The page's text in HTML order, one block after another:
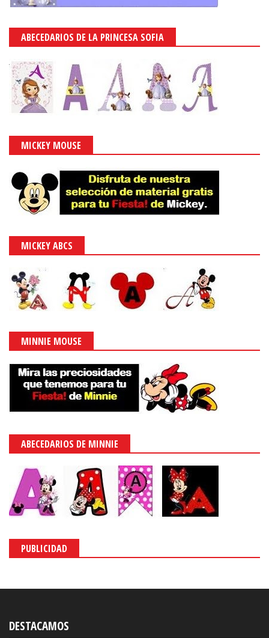
ABECEDARIOS DE LA PRINCESA SOFIA
MICKEY MOUSE
MICKEY ABCS
MINNIE MOUSE
ABECEDARIOS DE MINNIE
PUBLICIDAD
DESTACAMOS